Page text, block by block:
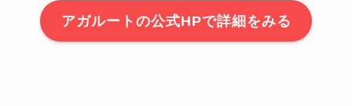
アガルートの公式HPで詳細をみる